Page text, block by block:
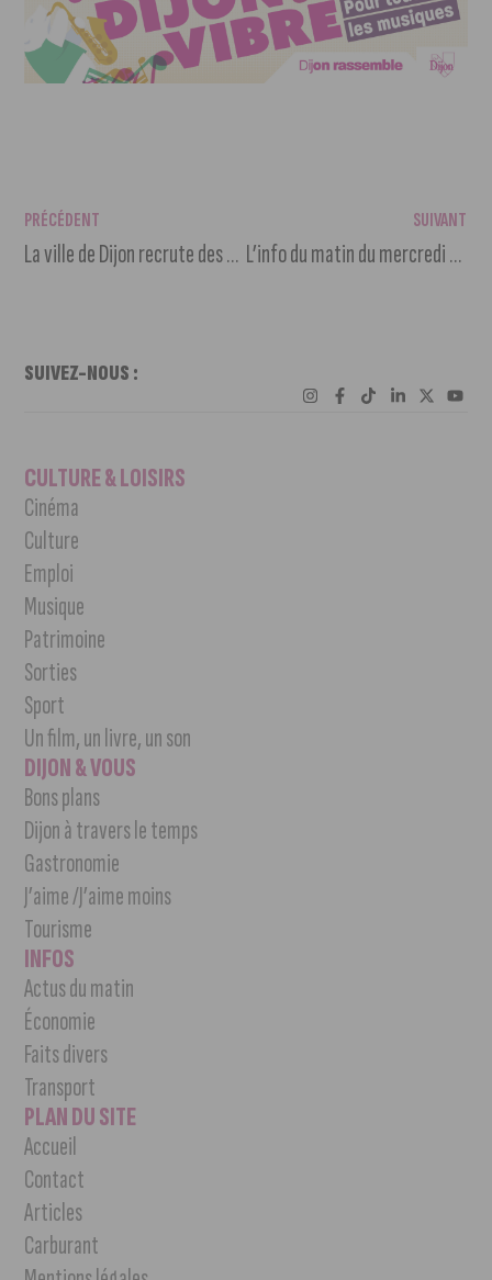
PRÉCÉDENT
La ville de Dijon recrute des animateurs périscolaires
SUIVANT
L’info du matin du mercredi 17 novembre 2021
SUIVEZ-NOUS :
CULTURE & LOISIRS
Cinéma
Culture
Emploi
Musique
Patrimoine
Sorties
Sport
Un film, un livre, un son
DIJON & VOUS
Bons plans
Dijon à travers le temps
Gastronomie
J’aime /J’aime moins
Tourisme
INFOS
Actus du matin
Économie
Faits divers
Transport
PLAN DU SITE
Accueil
Contact
Articles
Carburant